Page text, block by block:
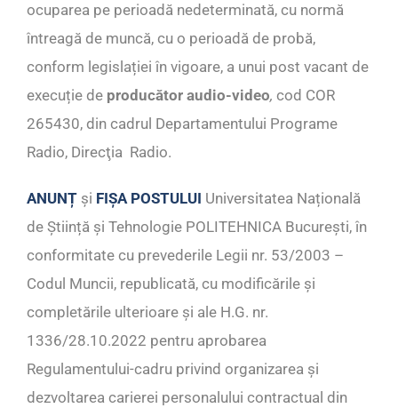
ocuparea pe perioadă nedeterminată, cu normă
întreagă de muncă, cu o perioadă de probă,
conform legislației în vigoare, a unui post vacant de
execuție de producător audio-video, cod COR
265430, din cadrul Departamentului Programe
Radio, Direcţia Radio.
ANUNȚ și FIȘA POSTULUI Universitatea Națională
de Știință și Tehnologie POLITEHNICA București, în
conformitate cu prevederile Legii nr. 53/2003 –
Codul Muncii, republicată, cu modificările și
completările ulterioare și ale H.G. nr.
1336/28.10.2022 pentru aprobarea
Regulamentului-cadru privind organizarea și
dezvoltarea carierei personalului contractual din